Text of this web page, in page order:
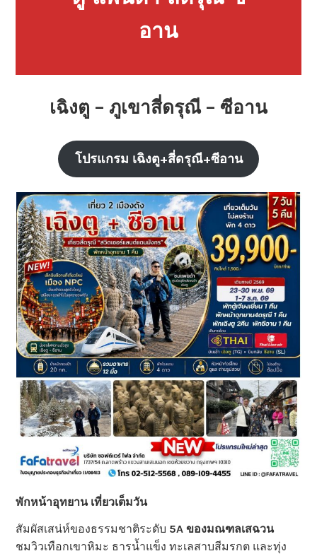
อาน
เฉิงตู – ภูเขาสี่ดรุณี – ซีอาน
โปรแกรม เฉิงตู+สี่ดรุณี+ซีอาน
พักหน้าอุทยาน เที่ยวเต็มวัน
สัมผัสเสน่ห์ของธรรมชาติระดับ 5A ของมณฑลเสฉวน
ชมวิวเทือกเขาหิมะ ธารน้ำแข็ง ทะเลสาบสีมรกต และทุ่ง